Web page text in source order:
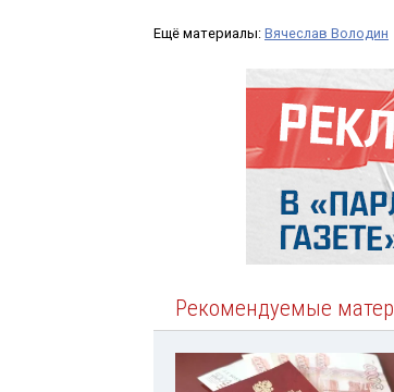
Ещё материалы: Вячеслав Володин
Рекомендуемые